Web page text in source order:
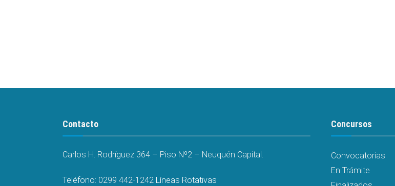
Contacto
Carlos H. Rodríguez 364 – Piso Nº2 – Neuquén Capital.
Teléfono: 0299 442-1242 Líneas Rotativas
Concursos
Convocatorias
En Trámite